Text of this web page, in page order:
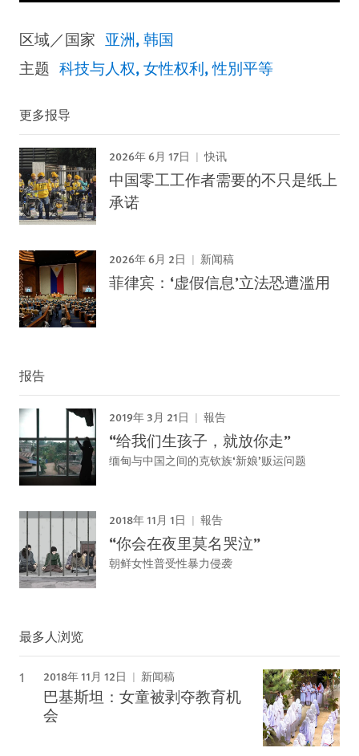
区域／国家 亚洲 韩国
主题 科技与人权 女性权利 性別平等
更多报导
2026年 6月 17日 快讯
中国零工工作者需要的不只是纸上
承诺
2026年 6月 2日 新闻稿
菲律宾：‘虚假信息’立法恐遭滥用
报告
2019年 3月 21日 報告
“给我们生孩子，就放你走”
缅甸与中国之间的克钦族‘新娘’贩运问题
2018年 11月 1日 報告
“你会在夜里莫名哭泣”
朝鲜女性普受性暴力侵袭
最多人浏览
2018年 11月 12日 新闻稿
巴基斯坦：女童被剥夺教育机
会